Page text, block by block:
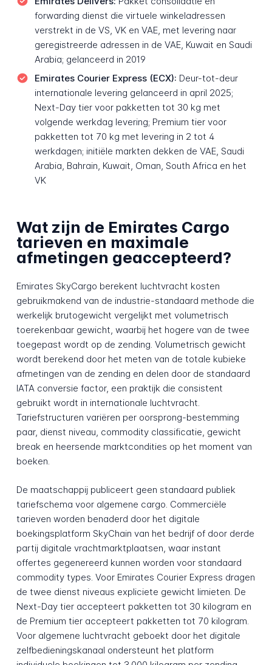
forwarding dienst die virtuele winkeladressen
verstrekt in de VS, VK en VAE, met levering naar
geregistreerde adressen in de VAE, Kuwait en Saudi
Arabia; gelanceerd in 2019
Emirates Courier Express (ECX): Deur-tot-deur
internationale levering gelanceerd in april 2025;
Next-Day tier voor pakketten tot 30 kg met
volgende werkdag levering; Premium tier voor
pakketten tot 70 kg met levering in 2 tot 4
werkdagen; initiële markten dekken de VAE, Saudi
Arabia, Bahrain, Kuwait, Oman, South Africa en het
VK
Wat zijn de Emirates Cargo
tarieven en maximale
afmetingen geaccepteerd?
Emirates SkyCargo berekent luchtvracht kosten
gebruikmakend van de industrie-standaard methode die
werkelijk brutogewicht vergelijkt met volumetrisch
toerekenbaar gewicht, waarbij het hogere van de twee
toegepast wordt op de zending. Volumetrisch gewicht
wordt berekend door het meten van de totale kubieke
afmetingen van de zending en delen door de standaard
IATA conversie factor, een praktijk die consistent
gebruikt wordt in internationale luchtvracht.
Tariefstructuren variëren per oorsprong-bestemming
paar, dienst niveau, commodity classificatie, gewicht
break en heersende marktcondities op het moment van
boeken.
De maatschappij publiceert geen standaard publiek
tariefschema voor algemene cargo. Commerciële
tarieven worden benaderd door het digitale
boekingsplatform SkyChain van het bedrijf of door derde
partij digitale vrachtmarktplaatsen, waar instant
offertes gegenereerd kunnen worden voor standaard
commodity types. Voor Emirates Courier Express dragen
de twee dienst niveaus expliciete gewicht limieten. De
Next-Day tier accepteert pakketten tot 30 kilogram en
de Premium tier accepteert pakketten tot 70 kilogram.
Voor algemene luchtvracht geboekt door het digitale
zelfbedieningskanaal ondersteunt het platform